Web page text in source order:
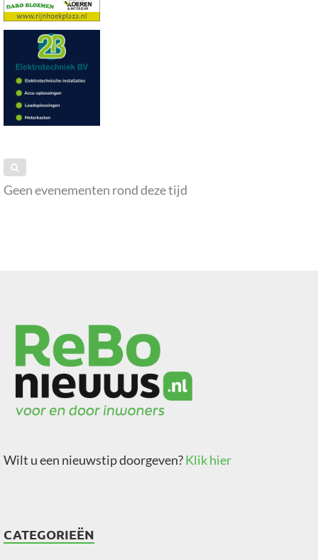
Geen evenementen rond deze tijd
Wilt u een nieuwstip doorgeven?Klik hier
CATEGORIEËN